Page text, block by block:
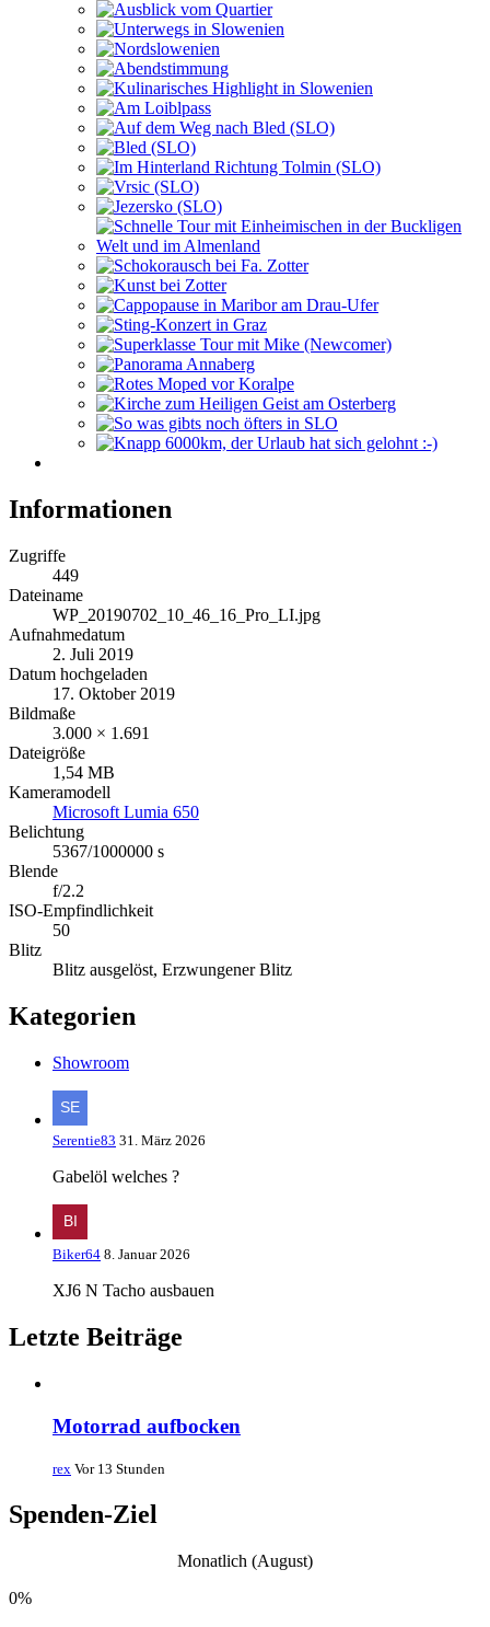
Informationen
Zugriffe
449
Dateiname
WP_20190702_10_46_16_Pro_LI.jpg
Aufnahmedatum
2. Juli 2019
Datum hochgeladen
17. Oktober 2019
Bildmaße
3.000 × 1.691
Dateigröße
1,54 MB
Kameramodell
Microsoft Lumia 650
Belichtung
5367/1000000 s
Blende
f/2.2
ISO-Empfindlichkeit
50
Blitz
Blitz ausgelöst, Erzwungener Blitz
Kategorien
Showroom
Serentie83 31. März 2026
Gabelöl welches ?
Biker64 8. Januar 2026
XJ6 N Tacho ausbauen
Letzte Beiträge
Motorrad aufbocken
rex Vor 13 Stunden
Spenden-Ziel
Monatlich (August)
0%